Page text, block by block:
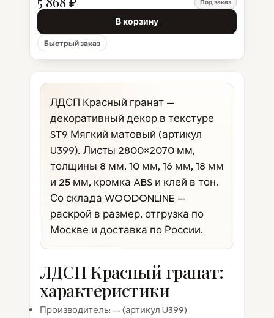
Под заказ
В корзину
Быстрый заказ
ЛДСП Красный гранат —
декоративный декор в текстуре
ST9 Мягкий матовый (артикул
U399). Листы 2800×2070 мм,
толщины 8 мм, 10 мм, 16 мм, 18 мм
и 25 мм, кромка ABS и клей в тон.
Со склада WOODONLINE —
раскрой в размер, отгрузка по
Москве и доставка по России.
ЛДСП Красный гранат:
характеристики
Производитель: — (артикул U399)